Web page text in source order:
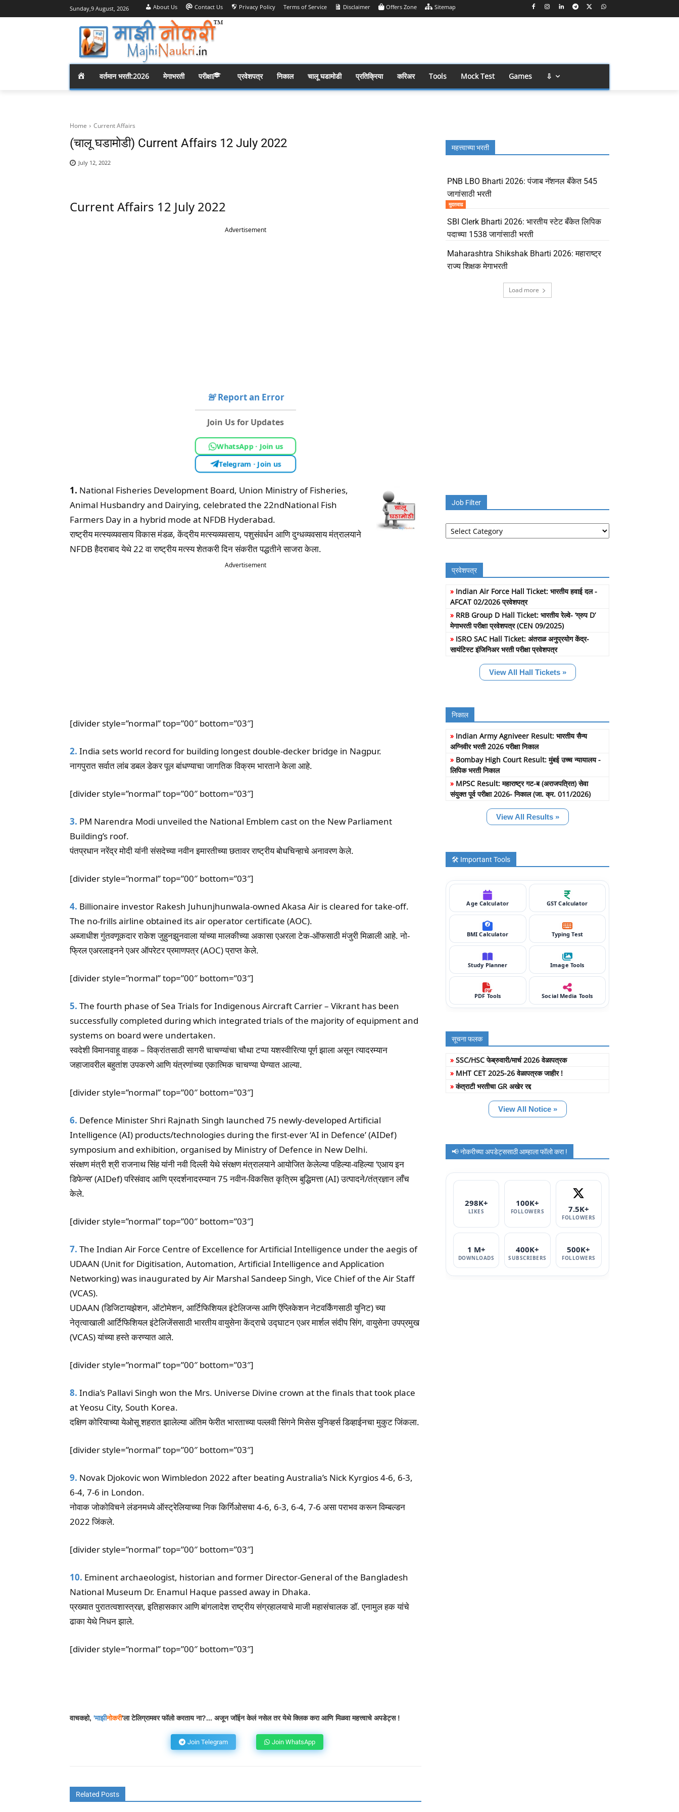
Sunday,9 August, 2026 About Us Contact Us Privacy Policy Terms of Service Disclaimer Offers Zone Sitemap
M
E
वर्तमान भरती:2026 मेगाभरती परीक्षा प्रवेशपत्र निकाल चालू घडामोडी प्रतिक्रिया करिअर Tools Mock Test Games ⇩
Home Current Affairs
(चालू घडामोडी) Current Affairs 12 July 2022
July 12, 2022
Current Affairs 12 July 2022
Advertisement
🚨Report an Error
Join Us for Updates
WhatsApp · Join us
Telegram · Join us
1. National Fisheries Development Board, Union Ministry of Fisheries,
Animal Husbandry and Dairying, celebrated the 22ndNational Fish
Farmers Day in a hybrid mode at NFDB Hyderabad.
राष्ट्रीय मत्स्यव्यवसाय विकास मंडळ, केंद्रीय मत्स्यव्यवसाय, पशुसंवर्धन आणि दुग्धव्यवसाय मंत्रालयाने
NFDB हैदराबाद येथे 22 वा राष्ट्रीय मत्स्य शेतकरी दिन संकरीत पद्धतीने साजरा केला.
Advertisement
[divider style=”normal” top=”00″ bottom=”03″]
2. India sets world record for building longest double-decker bridge in Nagpur.
नागपुरात सर्वात लांब डबल डेकर पूल बांधण्याचा जागतिक विक्रम भारताने केला आहे.
[divider style=”normal” top=”00″ bottom=”03″]
3. PM Narendra Modi unveiled the National Emblem cast on the New Parliament
Building’s roof.
पंतप्रधान नरेंद्र मोदी यांनी संसदेच्या नवीन इमारतीच्या छतावर राष्ट्रीय बोधचिन्हाचे अनावरण केले.
[divider style=”normal” top=”00″ bottom=”03″]
4. Billionaire investor Rakesh Juhunjhunwala-owned Akasa Air is cleared for take-off.
The no-frills airline obtained its air operator certificate (AOC).
अब्जाधीश गुंतवणूकदार राकेश जुहुनझुनवाला यांच्या मालकीच्या अकासा एअरला टेक-ऑफसाठी मंजुरी मिळाली आहे. नो-
फ्रिल एअरलाइनने एअर ऑपरेटर प्रमाणपत्र (AOC) प्राप्त केले.
[divider style=”normal” top=”00″ bottom=”03″]
5. The fourth phase of Sea Trials for Indigenous Aircraft Carrier – Vikrant has been
successfully completed during which integrated trials of the majority of equipment and
systems on board were undertaken.
स्वदेशी विमानवाहू वाहक – विक्रांतसाठी सागरी चाचण्यांचा चौथा टप्पा यशस्वीरित्या पूर्ण झाला असून त्यादरम्यान
जहाजावरील बहुतांश उपकरणे आणि यंत्रणांच्या एकात्मिक चाचण्या घेण्यात आल्या.
[divider style=”normal” top=”00″ bottom=”03″]
6. Defence Minister Shri Rajnath Singh launched 75 newly-developed Artificial
Intelligence (AI) products/technologies during the first-ever ‘AI in Defence’ (AIDef)
symposium and exhibition, organised by Ministry of Defence in New Delhi.
संरक्षण मंत्री श्री राजनाथ सिंह यांनी नवी दिल्ली येथे संरक्षण मंत्रालयाने आयोजित केलेल्या पहिल्या-वहिल्या ‘एआय इन
डिफेन्स’ (AIDef) परिसंवाद आणि प्रदर्शनादरम्यान 75 नवीन-विकसित कृत्रिम बुद्धिमत्ता (AI) उत्पादने/तंत्रज्ञान लाँच
केले.
[divider style=”normal” top=”00″ bottom=”03″]
7. The Indian Air Force Centre of Excellence for Artificial Intelligence under the aegis of
UDAAN (Unit for Digitisation, Automation, Artificial Intelligence and Application
Networking) was inaugurated by Air Marshal Sandeep Singh, Vice Chief of the Air Staff
(VCAS).
UDAAN (डिजिटायझेशन, ऑटोमेशन, आर्टिफिशियल इंटेलिजन्स आणि ऍप्लिकेशन नेटवर्किंगसाठी युनिट) च्या
नेतृत्वाखाली आर्टिफिशियल इंटेलिजेंससाठी भारतीय वायुसेना केंद्राचे उद्घाटन एअर मार्शल संदीप सिंग, वायुसेना उपप्रमुख
(VCAS) यांच्या हस्ते करण्यात आले.
[divider style=”normal” top=”00″ bottom=”03″]
8. India’s Pallavi Singh won the Mrs. Universe Divine crown at the finals that took place
at Yeosu City, South Korea.
दक्षिण कोरियाच्या येओसू शहरात झालेल्या अंतिम फेरीत भारताच्या पल्लवी सिंगने मिसेस युनिव्हर्स डिव्हाईनचा मुकुट जिंकला.
[divider style=”normal” top=”00″ bottom=”03″]
9. Novak Djokovic won Wimbledon 2022 after beating Australia’s Nick Kyrgios 4-6, 6-3,
6-4, 7-6 in London.
नोवाक जोकोविचने लंडनमध्ये ऑस्ट्रेलियाच्या निक किर्गिओसचा 4-6, 6-3, 6-4, 7-6 असा पराभव करून विम्बल्डन
2022 जिंकले.
[divider style=”normal” top=”00″ bottom=”03″]
10. Eminent archaeologist, historian and former Director-General of the Bangladesh
National Museum Dr. Enamul Haque passed away in Dhaka.
प्रख्यात पुरातत्वशास्त्रज्ञ, इतिहासकार आणि बांगलादेश राष्ट्रीय संग्रहालयाचे माजी महासंचालक डॉ. एनामुल हक यांचे
ढाका येथे निधन झाले.
[divider style=”normal” top=”00″ bottom=”03″]
वाचकहो, 'माझीनोकरी'ला टेलिग्रामवर फॉलो करताय ना?... अजून जॉईन केलं नसेल तर येथे क्लिक करा आणि मिळवा महत्त्वाचे अपडेट्स !
Join Telegram Join WhatsApp
Related Posts
महत्त्वाच्या भरती
PNB LBO Bharti 2026: पंजाब नॅशनल बँकेत 545
जागांसाठी भरती
मुदतवाढ
SBI Clerk Bharti 2026: भारतीय स्टेट बँकेत लिपिक
पदाच्या 1538 जागांसाठी भरती
Maharashtra Shikshak Bharti 2026: महाराष्ट्र
राज्य शिक्षक मेगाभरती
Load more
Job Filter
Job
Filter
प्रवेशपत्र
» Indian Air Force Hall Ticket: भारतीय हवाई दल -
AFCAT 02/2026 प्रवेशपत्र
» RRB Group D Hall Ticket: भारतीय रेल्वे- ‘ग्रुप D’
मेगाभरती परीक्षा प्रवेशपत्र (CEN 09/2025)
» ISRO SAC Hall Ticket: अंतराळ अनुप्रयोग केंद्र-
सायंटिस्ट इंजिनिअर भरती परीक्षा प्रवेशपत्र
View All Hall Tickets »
निकाल
» Indian Army Agniveer Result: भारतीय सैन्य
अग्निवीर भरती 2026 परीक्षा निकाल
» Bombay High Court Result: मुंबई उच्च न्यायालय -
लिपिक भरती निकाल
» MPSC Result: महाराष्ट्र गट-ब (अराजपत्रित) सेवा
संयुक्त पूर्व परीक्षा 2026- निकाल (जा. क्र. 011/2026)
View All Results »
🛠️ Important Tools
Age Calculator GST Calculator
BMI Calculator Typing Test
Study Planner Image Tools
PDF Tools Social Media Tools
सूचना फलक
» SSC/HSC फेब्रुवारी/मार्च 2026 वेळापत्रक
» MHT CET 2025-26 वेळापत्रक जाहीर !
»कंत्राटी भरतीचा GR अखेर रद्द
View All Notice »
📢 नोकरीच्या अपडेट्ससाठी आम्हाला फॉलो करा !
298K+
LIKES
100K+
FOLLOWERS 7.5K+
FOLLOWERS
1 M+
DOWNLOADS
400K+
SUBSCRIBERS
500K+
FOLLOWERS